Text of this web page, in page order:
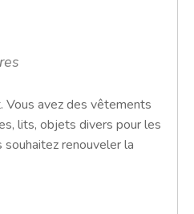
Vous avez des vêtements
lits, objets divers pour les
renouveler la